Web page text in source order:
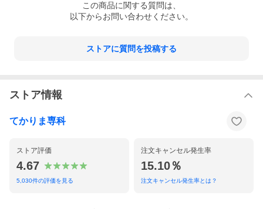
この商品に関する質問は、
以下からお問い合わせください。
ストアに質問を投稿する
ストア情報
てかりま専科
ストア評価
4.67
5,030件の評価を見る
注文キャンセル発生率
15.10％
注文キャンセル発生率とは？